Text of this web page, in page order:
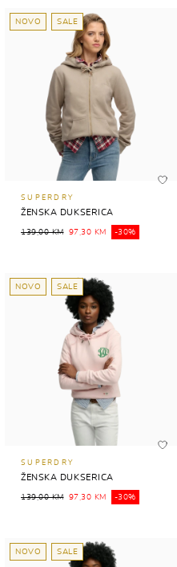
NOVO SALE
SUPERDRY
ŽENSKA DUKSERICA
139,00 KM 97,30 KM -30%
NOVO SALE
SUPERDRY
ŽENSKA DUKSERICA
139,00 KM 97,30 KM -30%
NOVO SALE